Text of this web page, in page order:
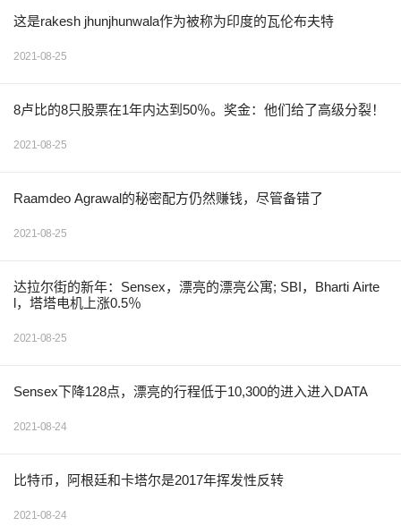
这是rakesh jhunjhunwala作为被称为印度的瓦伦布夫特
2021-08-25
8卢比的8只股票在1年内达到50％。奖金：他们给了高级分裂！
2021-08-25
Raamdeo Agrawal的秘密配方仍然赚钱，尽管备错了
2021-08-25
达拉尔街的新年：Sensex，漂亮的漂亮公寓; SBI，Bharti Airte
l，塔塔电机上涨0.5％
2021-08-25
Sensex下降128点，漂亮的行程低于10,300的进入进入DATA
2021-08-24
比特币，阿根廷和卡塔尔是2017年挥发性反转
2021-08-24